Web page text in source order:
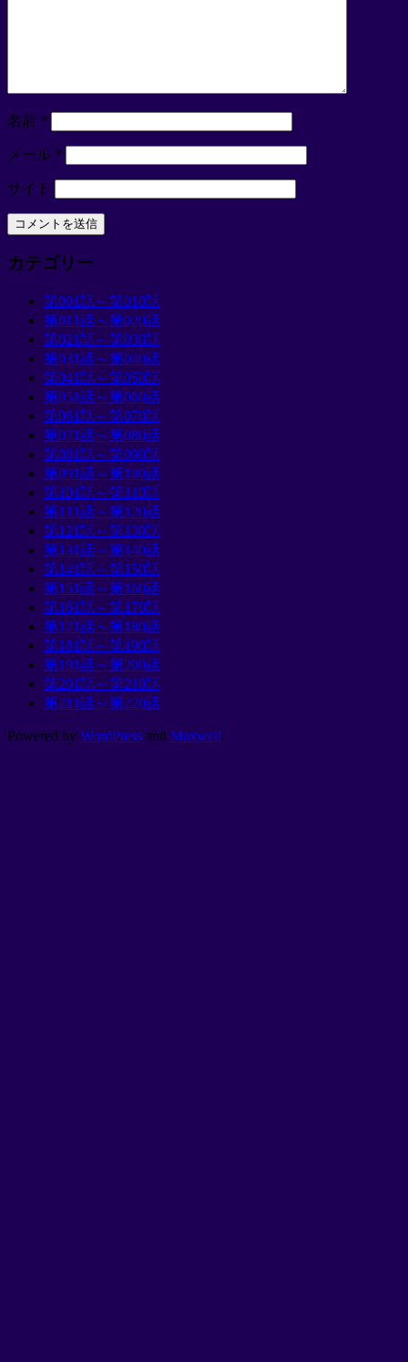
名前 *
メール *
サイト
カテゴリー
第001話～第010話
第011話～第020話
第021話～第030話
第031話～第040話
第041話～第050話
第051話～第060話
第061話～第070話
第071話～第080話
第081話～第090話
第091話～第100話
第101話～第110話
第111話～第120話
第121話～第130話
第131話～第140話
第141話～第150話
第151話～第160話
第161話～第170話
第171話～第180話
第181話～第190話
第191話～第200話
第201話～第210話
第211話～第220話
Powered by WordPress and Maxwell.